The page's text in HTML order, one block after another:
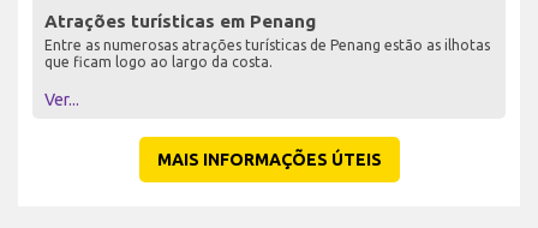
Atrações turísticas em Penang
Entre as numerosas atrações turísticas de Penang estão as ilhotas
que ficam logo ao largo da costa.
Ver...
MAIS INFORMAÇÕES ÚTEIS